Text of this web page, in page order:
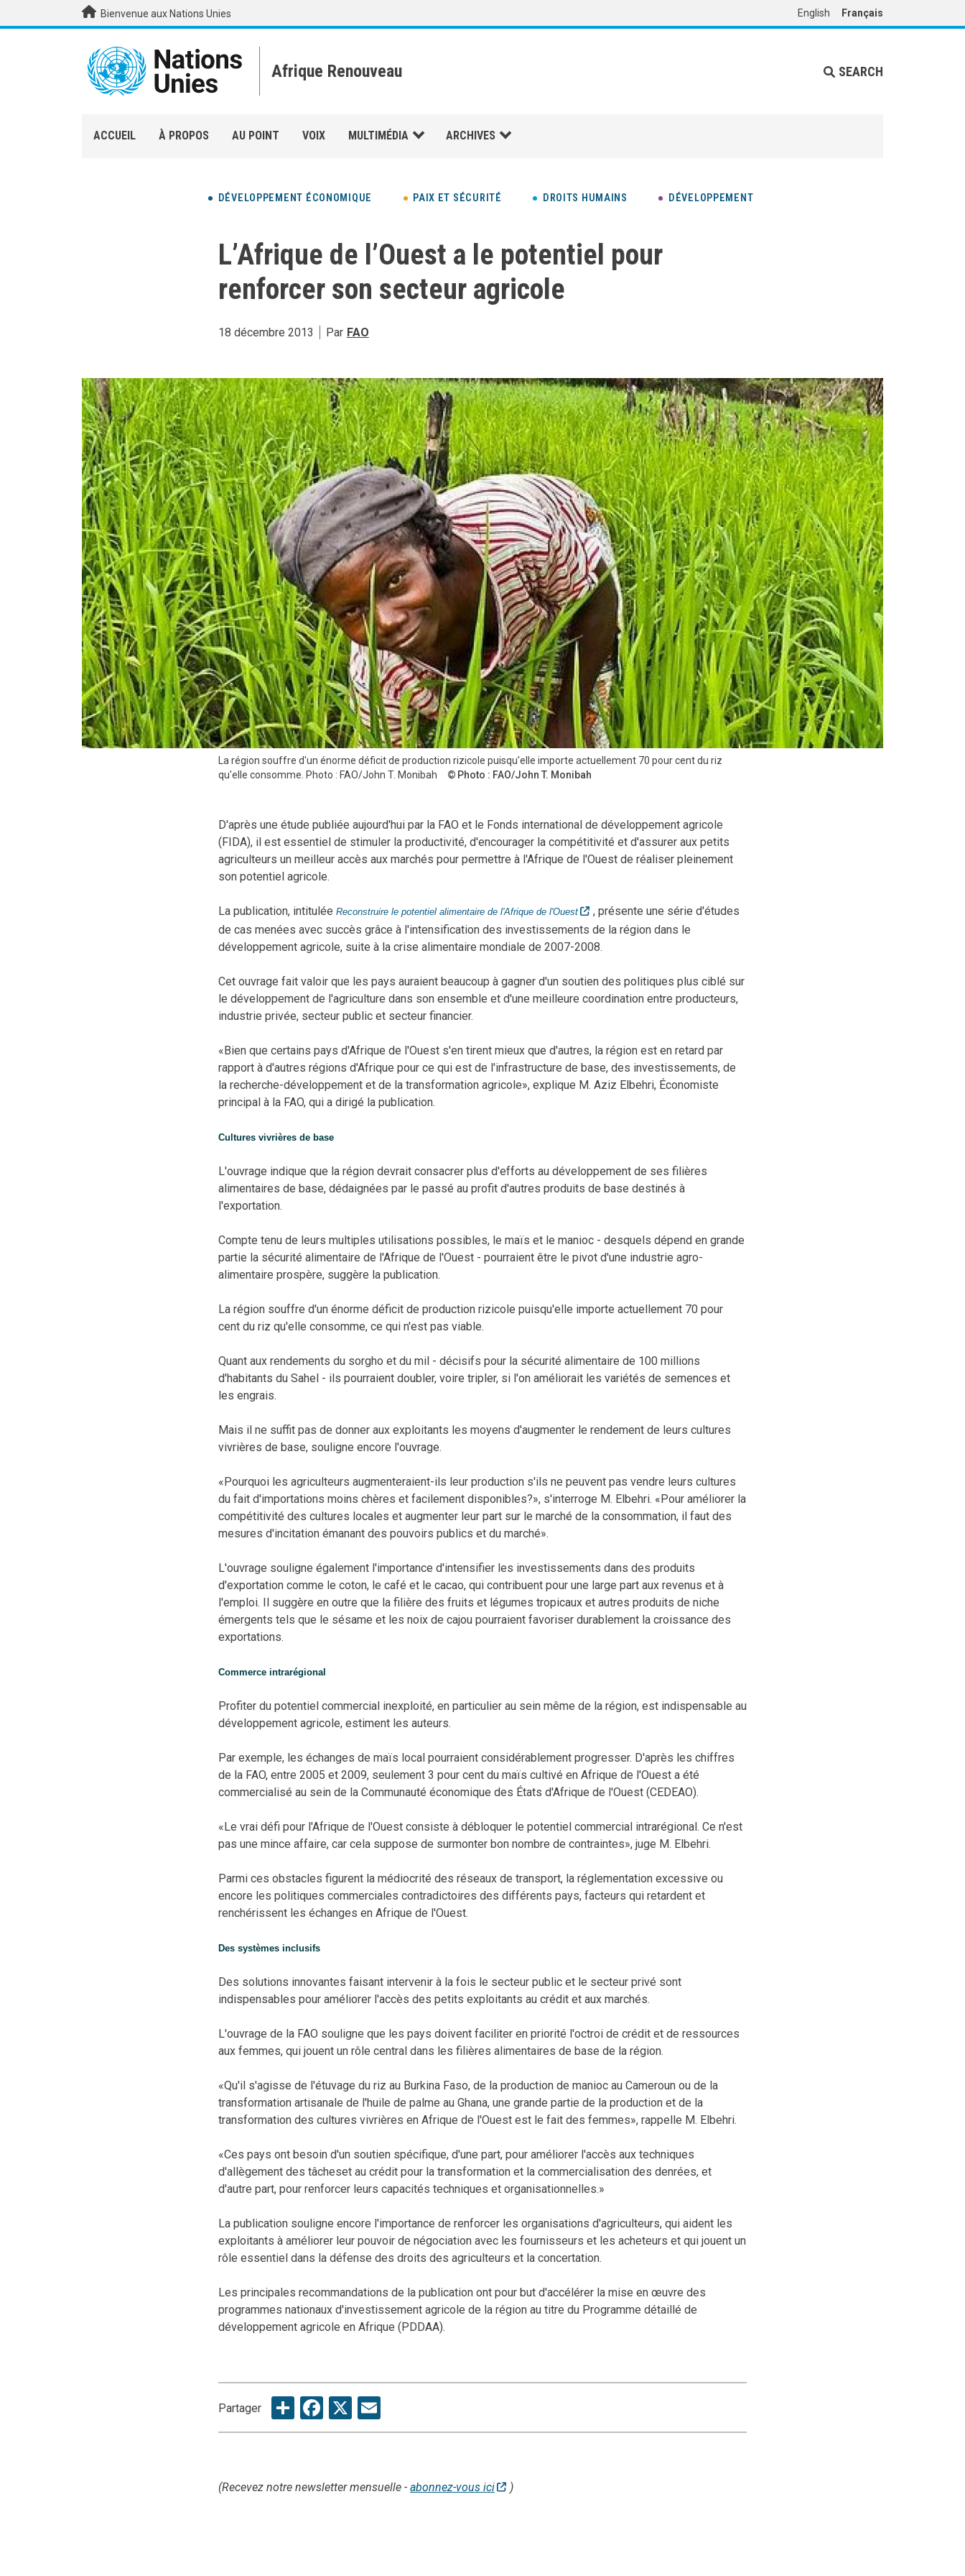
Aller au contenu principalBienvenue aux Nations Unies English Français
Afrique Renouveau SEARCH
ACCUEIL À PROPOS AU POINT VOIX MULTIMÉDIA ARCHIVES
DÉVELOPPEMENT ÉCONOMIQUE PAIX ET SÉCURITÉ DROITS HUMAINS DÉVELOPPEMENT
L’Afrique de l’Ouest a le potentiel pour
renforcer son secteur agricole
18 décembre 2013 Par FAO
La région souffre d'un énorme déficit de production rizicole puisqu'elle importe actuellement 70 pour cent du riz
qu'elle consomme. Photo : FAO/John T. Monibah
Photo : FAO/John T. Monibah
D'après une étude publiée aujourd'hui par la FAO et le Fonds international de développement agricole
(FIDA), il est essentiel de stimuler la productivité, d'encourager la compétitivité et d'assurer aux petits
agriculteurs un meilleur accès aux marchés pour permettre à l'Afrique de l'Ouest de réaliser pleinement
son potentiel agricole.
La publication, intitulée Reconstruire le potentiel alimentaire de l'Afrique de l'Ouest , présente une série d'études
de cas menées avec succès grâce à l'intensification des investissements de la région dans le
développement agricole, suite à la crise alimentaire mondiale de 2007-2008.
Cet ouvrage fait valoir que les pays auraient beaucoup à gagner d'un soutien des politiques plus ciblé sur
le développement de l'agriculture dans son ensemble et d'une meilleure coordination entre producteurs,
industrie privée, secteur public et secteur financier.
«Bien que certains pays d'Afrique de l'Ouest s'en tirent mieux que d'autres, la région est en retard par
rapport à d'autres régions d'Afrique pour ce qui est de l'infrastructure de base, des investissements, de
la recherche-développement et de la transformation agricole», explique M. Aziz Elbehri, Économiste
principal à la FAO, qui a dirigé la publication.
Cultures vivrières de base
L'ouvrage indique que la région devrait consacrer plus d'efforts au développement de ses filières
alimentaires de base, dédaignées par le passé au profit d'autres produits de base destinés à
l'exportation.
Compte tenu de leurs multiples utilisations possibles, le maïs et le manioc­ - desquels dépend en grande
partie la sécurité alimentaire de l'Afrique de l'Ouest - pourraient être le pivot d'une industrie agro-
alimentaire prospère, suggère la publication.
La région souffre d'un énorme déficit de production rizicole puisqu'elle importe actuellement 70 pour
cent du riz qu'elle consomme, ce qui n'est pas viable.
Quant aux rendements du sorgho et du mil - décisifs pour la sécurité alimentaire de 100 millions
d'habitants du Sahel - ils pourraient doubler, voire tripler, si l'on améliorait les variétés de semences et
les engrais.
Mais il ne suffit pas de donner aux exploitants les moyens d'augmenter le rendement de leurs cultures
vivrières de base, souligne encore l'ouvrage.
«Pourquoi les agriculteurs augmenteraient-ils leur production s'ils ne peuvent pas vendre leurs cultures
du fait d'importations moins chères et facilement disponibles?», s'interroge M. Elbehri. «Pour améliorer la
compétitivité des cultures locales et augmenter leur part sur le marché de la consommation, il faut des
mesures d'incitation émanant des pouvoirs publics et du marché».
L'ouvrage souligne également l'importance d'intensifier les investissements dans des produits
d'exportation comme le coton, le café et le cacao, qui contribuent pour une large part aux revenus et à
l'emploi. Il suggère en outre que la filière des fruits et légumes tropicaux et autres produits de niche
émergents tels que le sésame et les noix de cajou pourraient favoriser durablement la croissance des
exportations.
Commerce intrarégional
Profiter du potentiel commercial inexploité, en particulier au sein même de la région, est indispensable au
développement agricole, estiment les auteurs.
Par exemple, les échanges de maïs local pourraient considérablement progresser. D'après les chiffres
de la FAO, entre 2005 et 2009, seulement 3 pour cent du maïs cultivé en Afrique de l'Ouest a été
commercialisé au sein de la Communauté économique des États d'Afrique de l'Ouest (CEDEAO).
«Le vrai défi pour l'Afrique de l'Ouest consiste à débloquer le potentiel commercial intrarégional. Ce n'est
pas une mince affaire, car cela suppose de surmonter bon nombre de contraintes», juge M. Elbehri.
Parmi ces obstacles figurent la médiocrité des réseaux de transport, la réglementation excessive ou
encore les politiques commerciales contradictoires des différents pays, facteurs qui retardent et
renchérissent les échanges en Afrique de l'Ouest.
Des systèmes inclusifs
Des solutions innovantes faisant intervenir à la fois le secteur public et le secteur privé sont
indispensables pour améliorer l'accès des petits exploitants au crédit et aux marchés.
L'ouvrage de la FAO souligne que les pays doivent faciliter en priorité l'octroi de crédit et de ressources
aux femmes, qui jouent un rôle central dans les filières alimentaires de base de la région.
«Qu'il s'agisse de l'étuvage du riz au Burkina Faso, de la production de manioc au Cameroun ou de la
transformation artisanale de l'huile de palme au Ghana, une grande partie de la production et de la
transformation des cultures vivrières en Afrique de l'Ouest est le fait des femmes», rappelle M. Elbehri.
«Ces pays ont besoin d'un soutien spécifique, d'une part, pour améliorer l'accès aux techniques
d'allègement des tâcheset au crédit pour la transformation et la commercialisation des denrées, et
d'autre part, pour renforcer leurs capacités techniques et organisationnelles.»
La publication souligne encore l'importance de renforcer les organisations d'agriculteurs, qui aident les
exploitants à améliorer leur pouvoir de négociation avec les fournisseurs et les acheteurs et qui jouent un
rôle essentiel dans la défense des droits des agriculteurs et la concertation.
Les principales recommandations de la publication ont pour but d'accélérer la mise en œuvre des
programmes nationaux d'investissement agricole de la région au titre du Programme détaillé de
développement agricole en Afrique (PDDAA).
Partager ShareFacebook
X
(Recevez notre newsletter mensuelle - abonnez-vous ici )